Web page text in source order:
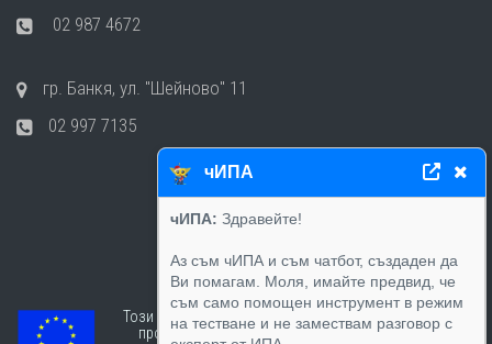
чИПА
чИПА: Здравейте!
Аз съм чИПА и съм чатбот, създаден да
Ви помагам. Моля, имайте предвид, че
съм само помощен инструмент в режим
на тестване и не замествам разговор с
02 987 4672
гр. Банкя, ул. "Шейново" 11
02 997 7135
Този сайт е създаден в рамките на
проект „Работим за хората“ -